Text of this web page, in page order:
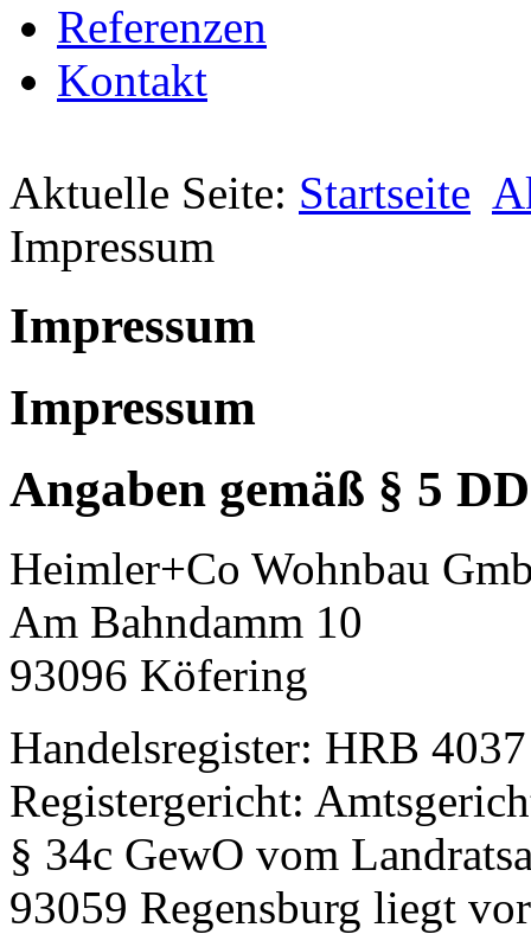
Referenzen
Kontakt
Aktuelle Seite: Startseite
Impressum
Impressum
Impressum
Angaben gemäß § 5
Heimler+Co Wohnbau
Am Bahndamm 10
93096 Köfering
Handelsregister: HRB 4037
Registergericht:
§ 34c GewO vom
93059 Regensburg liegt